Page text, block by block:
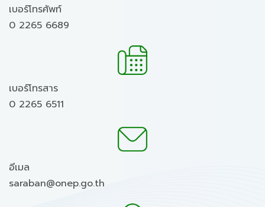
เบอร์โทรศัพท์
0 2265 6689
เบอร์โทรสาร
0 2265 6511
อีเมล
saraban@onep.go.th